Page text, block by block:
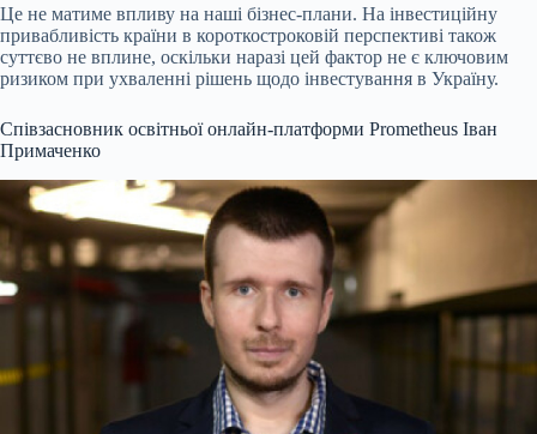
Це не матиме впливу на наші бізнес-плани. На інвестиційну
привабливість країни в короткостроковій перспективі також
суттєво не вплине, оскільки наразі цей фактор не є ключовим
ризиком при ухваленні рішень щодо інвестування в Україну.
Співзасновник освітньої онлайн-платформи Prometheus Іван
Примаченко